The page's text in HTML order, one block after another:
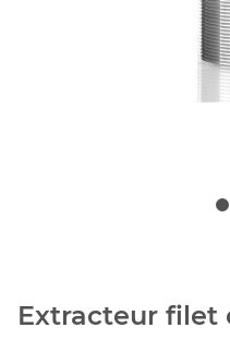
Extracteur filet